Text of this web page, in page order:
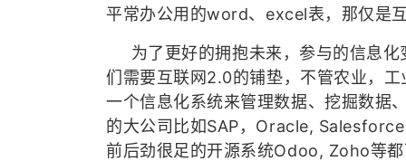
平常办公用的word、excel表，那仅是
为了更好的拥抱未来，参与的信息化
们需要互联网2.0的铺垫，不管农业，
一个信息化系统来管理数据、挖掘数据
的大公司比如SAP，Oracle,
前后劲很足的开源系统Odoo, Zoho等